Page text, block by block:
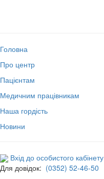
Головна
Про центр
Пацієнтам
Медичним працівникам
Наша гордість
Новини
Вхід до особистого кабінету
Для довідок: (0352) 52-46-50